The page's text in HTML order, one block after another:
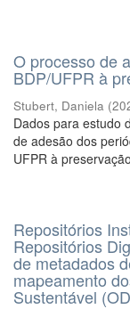
O processo de
BDP/UFPR à
Stubert, Daniela (
Dados para estudo
de adesão dos
UFPR à
Repositórios
Repositórios
de metadados
mapeamento
Sustentável